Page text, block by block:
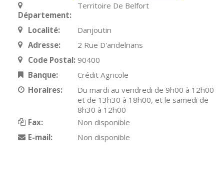
Département:
Territoire De Belfort
Localité:
Danjoutin
Adresse:
2 Rue D'andelnans
Code Postal: 90400
Banque:
Crédit Agricole
Horaires:
Du mardi au vendredi de 9h00 à 12h00
et de 13h30 à 18h00, et le samedi de
8h30 à 12h00
Fax:
Non disponible
E-mail:
Non disponible